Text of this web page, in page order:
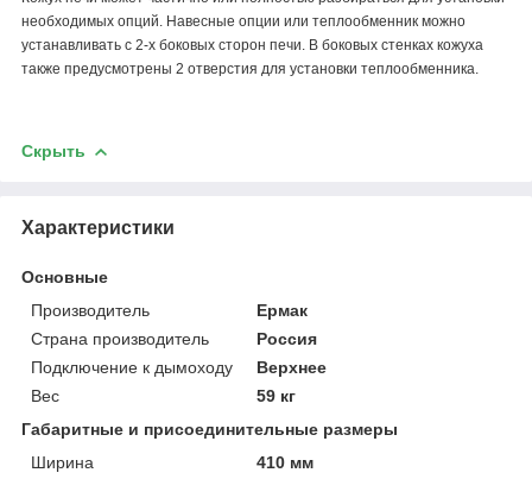
необходимых опций. Навесные опции или теплообменник можно
устанавливать с 2-х боковых сторон печи. В боковых стенках кожуха
также предусмотрены 2 отверстия для установки теплообменника.
Скрыть
Характеристики
Основные
Производитель
Ермак
Страна производитель
Россия
Подключение к дымоходу
Верхнее
Вес
59 кг
Габаритные и присоединительные размеры
Ширина
410 мм